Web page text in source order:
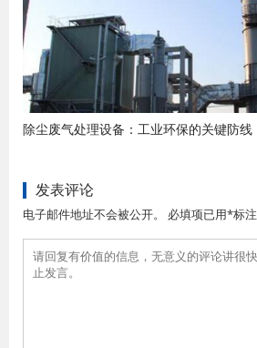
除尘废气处理设备：工业环保的关键防线
发表评论
电子邮件地址不会被公开。 必填项已用*标注